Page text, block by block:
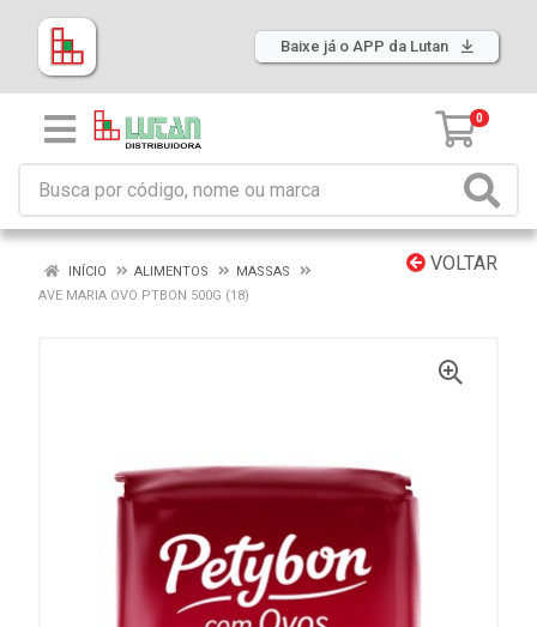
Baixe já o APP da Lutan
0
VOLTAR
INÍCIO ALIMENTOS
MASSAS
AVE MARIA OVO PTBON 500G (18)